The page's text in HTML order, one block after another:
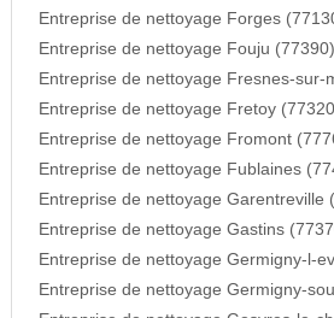
Entreprise de nettoyage Forges
Entreprise de nettoyage Fouju (77390)
Entreprise de nettoyage Fresnes-sur-
Entreprise de nettoyage Fretoy
Entreprise de nettoyage Fromont
Entreprise de nettoyage Fublaines
Entreprise de nettoyage Garentreville
Entreprise de nettoyage Gastins
Entreprise de nettoyage Germigny-l-
Entreprise de nettoyage Germigny-